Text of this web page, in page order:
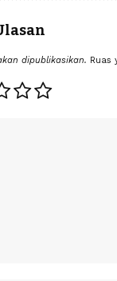
dipublikasikan. Ruas